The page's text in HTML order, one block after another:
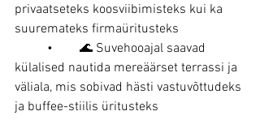
privaatseteks koosviibimisteks kui ka
suuremateks firmaüritusteks
külalised nautida mereäärset terrassi ja
väliala, mis sobivad hästi vastuvõttudeks
ja buffee-stiilis üritusteks